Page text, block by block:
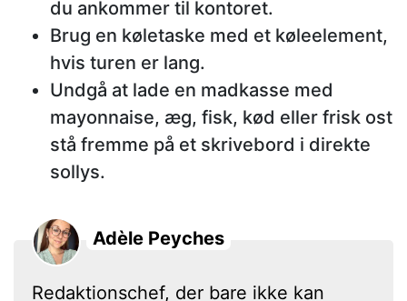
du ankommer til kontoret.
Brug en køletaske med et køleelement,
hvis turen er lang.
Undgå at lade en madkasse med
mayonnaise, æg, fisk, kød eller frisk ost
stå fremme på et skrivebord i direkte
sollys.
Adèle Peyches
Redaktionschef, der bare ikke kan